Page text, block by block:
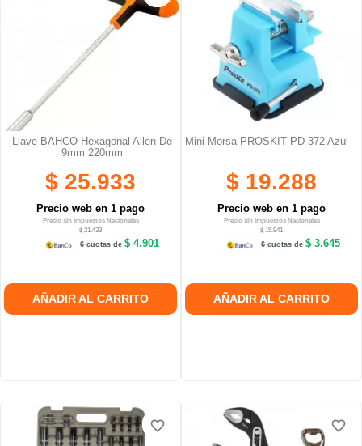
Llave BAHCO Hexagonal Allen De
9mm 220mm
$ 25.933
Precio web en 1 pago
Precio sin Impuestos Nacionales
$ 21.433
6 cuotas de $ 4.901
AÑADIR AL CARRITO
Mini Morsa PROSKIT PD-372 Azul
$ 19.288
Precio web en 1 pago
Precio sin Impuestos Nacionales
$ 15.941
6 cuotas de $ 3.645
AÑADIR AL CARRITO
favorite_border
favorite_border favorite_border
favorite_border